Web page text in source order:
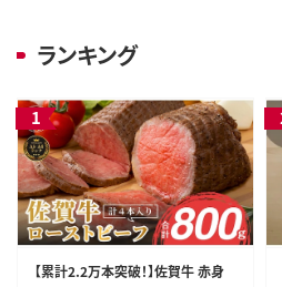
ランキング
【累計2.2万本突破！】佐賀牛 赤身